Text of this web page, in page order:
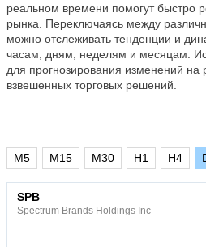
реальном времени помогут быстро
рынка. Переключаясь между
можно отслеживать тенденции и
часам, дням, неделям и месяцам.
для прогнозирования изменений на
взвешенных торговых решений.
M5 M15 M30 H1 H4
SPB
Spectrum Brands Holdings Inc